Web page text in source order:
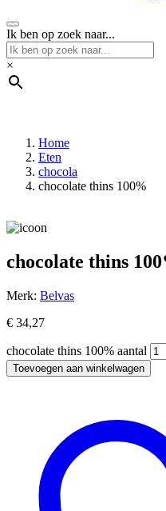
Ik ben op zoek naar...
×
Home
Eten
chocola
chocolate thins 100%
chocolate thins
Merk: Belvas
€ 34,27
chocolate thins 100% aantal
Toevoegen aan winkelwagen